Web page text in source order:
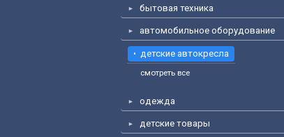
бытовая техника
автомобильное оборудование
детские автокресла
смотреть все
одежда
детские товары